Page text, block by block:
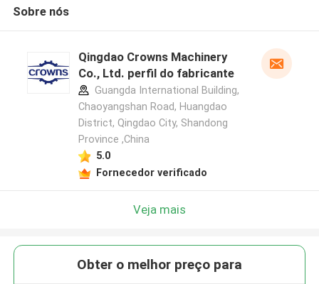
Sobre nós
Qingdao Crowns Machinery
Co., Ltd. perfil do fabricante
Guangda International Building,
Chaoyangshan Road, Huangdao
District, Qingdao City, Shandong
Province ,China
5.0
Fornecedor verificado
Veja mais
Obter o melhor preço para